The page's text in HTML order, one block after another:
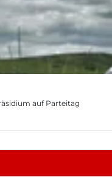
auf Parteitag